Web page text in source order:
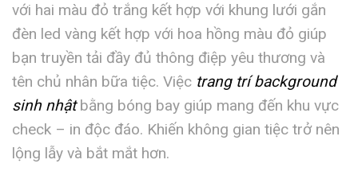
với hai màu đỏ trắng kết hợp với khung lưới gắn
đèn led vàng kết hợp với hoa hồng màu đỏ giúp
bạn truyền tải đầy đủ thông điệp yêu thương và
tên chủ nhân bữa tiệc. Việc trang trí background
sinh nhậtbằng bóng bay giúp mang đến khu vực
check – in độc đáo. Khiến không gian tiệc trở nên
lộng lẫy và bắt mắt hơn.